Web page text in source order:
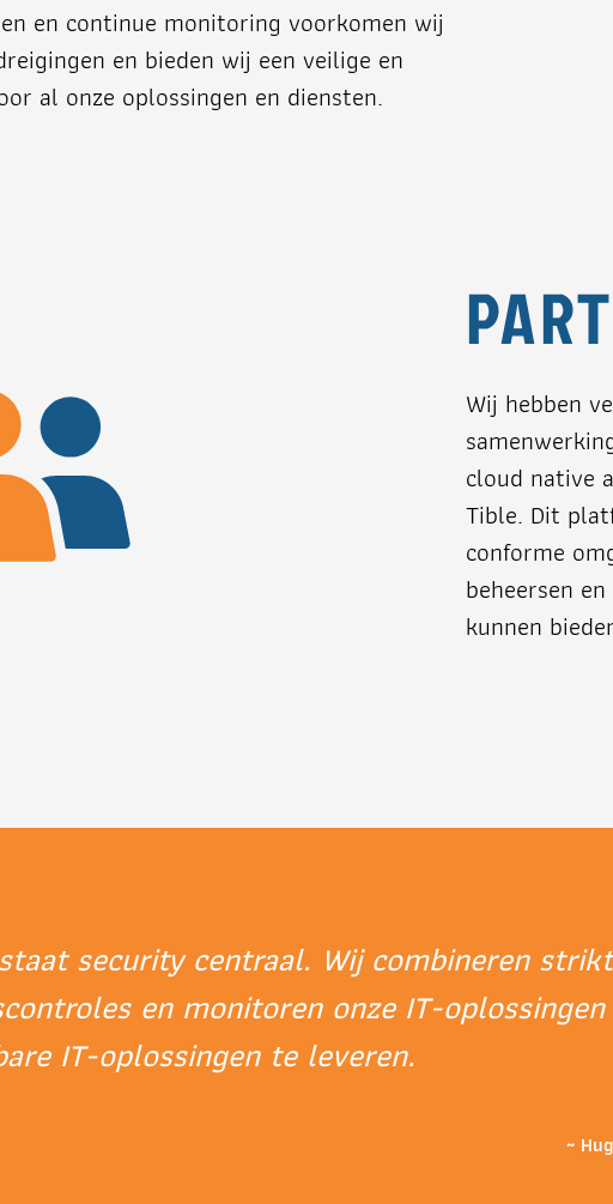
en continue monitoring voorkomen wij
en bieden wij een veilige en
al onze oplossingen en diensten.
Wij hebben
cloud native
Tible. Dit
conforme
beheersen
kunnen
security centraal. Wij combineren
en monitoren onze IT-
IT-oplossingen te leveren.
~